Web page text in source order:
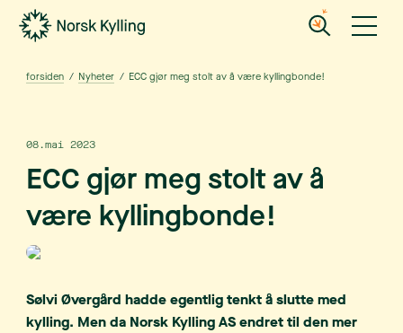
Gå til hovedinnholdet
Gå til menyen
forsiden / Nyheter / ECC gjør meg stolt av å være kyllingbonde!
08.mai 2023
ECC gjør meg stolt av å
være kyllingbonde!
Sølvi Øvergård hadde egentlig tenkt å slutte med
kylling. Men da Norsk Kylling AS endret til den mer